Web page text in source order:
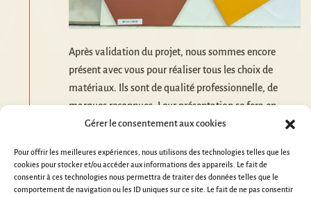
Gérer le consentement aux cookies
Pour offrir les meilleures expériences, nous utilisons des technologies telles que les
cookies pour stocker et/ou accéder aux informations des appareils. Le fait de
consentir à ces technologies nous permettra de traiter des données telles que le
comportement de navigation ou les ID uniques sur ce site. Le fait de ne pas consentir
Après validation du projet, nous sommes encore
présent avec vous pour réaliser tous les choix de
matériaux. Ils sont de qualité professionnelle, de
marques reconnues. Leur présentation se fera en
situation dans les showrooms des différents
Les travaux